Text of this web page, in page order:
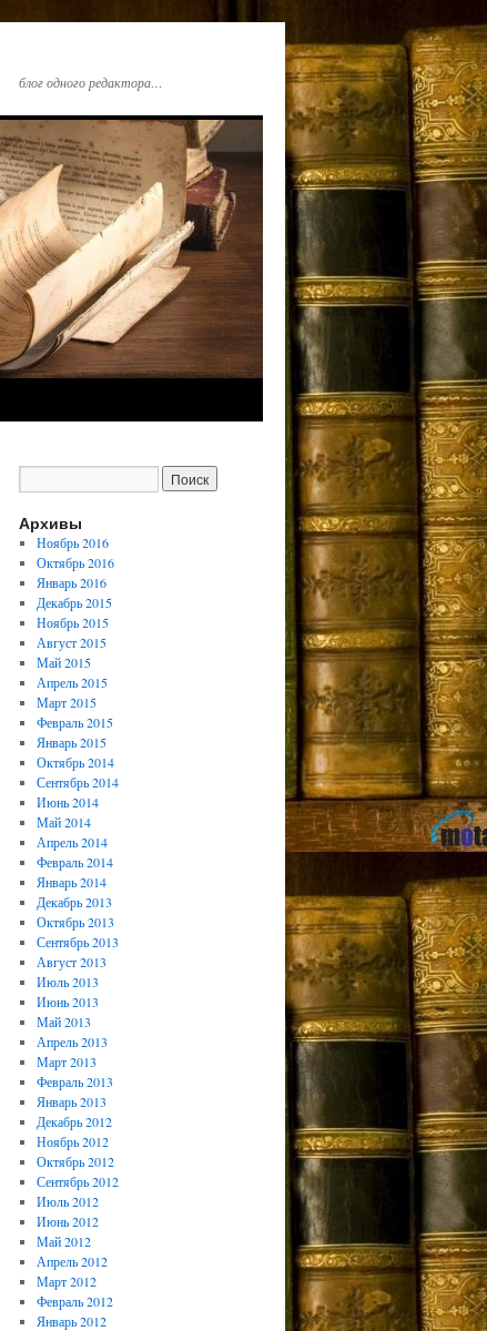
блог одного редактора…
Архивы
Ноябрь 2016
Октябрь 2016
Январь 2016
Декабрь 2015
Ноябрь 2015
Август 2015
Май 2015
Апрель 2015
Март 2015
Февраль 2015
Январь 2015
Октябрь 2014
Сентябрь 2014
Июнь 2014
Май 2014
Апрель 2014
Февраль 2014
Январь 2014
Декабрь 2013
Октябрь 2013
Сентябрь 2013
Август 2013
Июль 2013
Июнь 2013
Май 2013
Апрель 2013
Март 2013
Февраль 2013
Январь 2013
Декабрь 2012
Ноябрь 2012
Октябрь 2012
Сентябрь 2012
Июль 2012
Июнь 2012
Май 2012
Апрель 2012
Март 2012
Февраль 2012
Январь 2012